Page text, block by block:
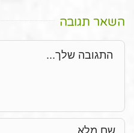
השאר תגובה